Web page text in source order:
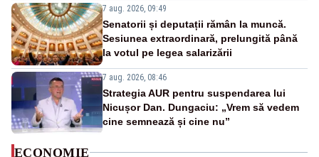
7 aug. 2026, 09:49
Senatorii și deputații rămân la muncă.
Sesiunea extraordinară, prelungită până
la votul pe legea salarizării
7 aug. 2026, 08:46
Strategia AUR pentru suspendarea lui
Nicușor Dan. Dungaciu: „Vrem să vedem
cine semnează și cine nu”
ECONOMIE